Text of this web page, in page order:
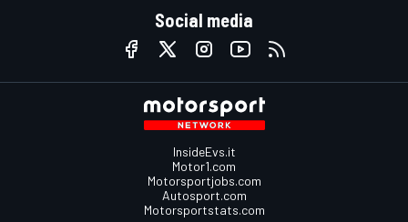
Social media
InsideEvs.it
Motor1.com
Motorsportjobs.com
Autosport.com
Motorsportstats.com